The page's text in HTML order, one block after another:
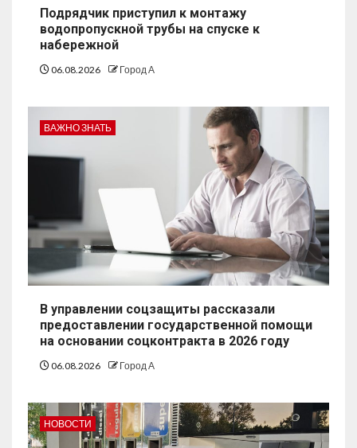
Подрядчик приступил к монтажу
водопропускной трубы на спуске к
набережной
06.08.2026 Город А
ВАЖНО ЗНАТЬ
В управлении соцзащиты рассказали
предоставлении государственной помощи
на основании соцконтракта в 2026 году
06.08.2026 Город А
НОВОСТИ